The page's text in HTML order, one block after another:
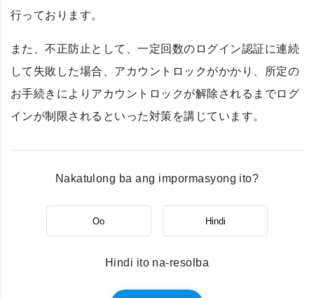
行っております。
また、不正防止として、一定回数のログイン認証に連続
して失敗した場合、アカウントロックがかかり、所定の
お手続きによりアカウントロックが解除されるまでログ
インが制限されるといった対策を講じています。
Nakatulong ba ang impormasyong ito?
Oo Hindi
Hindi ito na-resolba